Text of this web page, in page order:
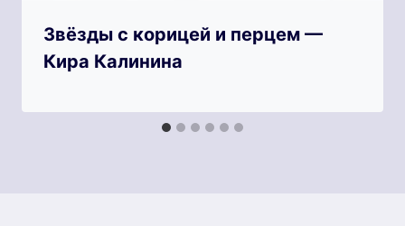
Звёзды с корицей и перцем —
Кира Калинина